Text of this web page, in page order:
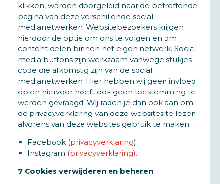
klikken, worden doorgeleid naar de betreffende
pagina van deze verschillende social
medianetwerken. Websitebezoekers krijgen
hierdoor de optie om ons te volgen en om
content delen binnen het eigen netwerk. Social
media buttons zijn werkzaam vanwege stukjes
code die afkomstig zijn van de social
medianetwerken. Hier hebben wij geen invloed
op en hiervoor hoeft ook geen toestemming te
worden gevraagd. Wij raden je dan ook aan om
de privacyverklaring van deze websites te lezen
alvorens van deze websites gebruik te maken:
Facebook (privacyverklaring);
Instagram (privacyverklaring).
7 Cookies verwijderen en beheren